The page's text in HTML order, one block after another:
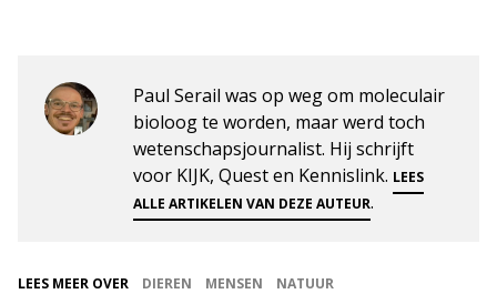
Paul Serail was op weg om moleculair
bioloog te worden, maar werd toch
wetenschapsjournalist. Hij schrijft
voor KIJK, Quest en Kennislink. LEES
ALLE ARTIKELEN VAN DEZE AUTEUR.
LEES MEER OVER DIEREN MENSEN NATUUR